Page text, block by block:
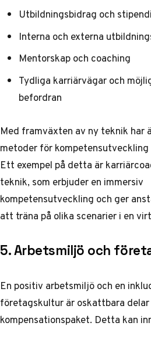
Utbildningsbidrag och
Interna och externa
Mentorskap och coaching
Tydliga karriärvägar och
befordran
Med framväxten av ny teknik har
metoder för
Ett exempel på detta är
teknik, som erbjuder en immersiv
kompetensutveckling och ger
att träna på olika scenarier i en
5. Arbetsmiljö och
En positiv arbetsmiljö och en
företagskultur är oskattbara
kompensationspaket. Detta kan